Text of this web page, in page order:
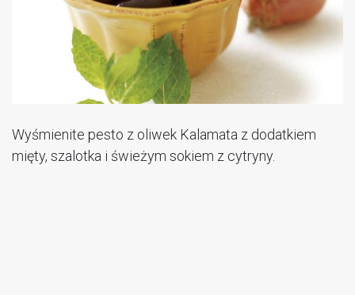
Wyśmienite pesto z oliwek Kalamata z dodatkiem
mięty, szalotka i świeżym sokiem z cytryny.